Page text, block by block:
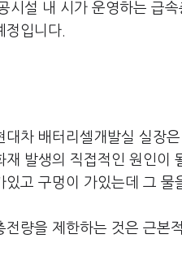
시설 내 시가 운영하는 급
정입니다.
대차 배터리셀개발실 실장
재 발생의 직접적인 원인이
있고 구멍이 가있는데 그
전량을 제한하는 것은 근본